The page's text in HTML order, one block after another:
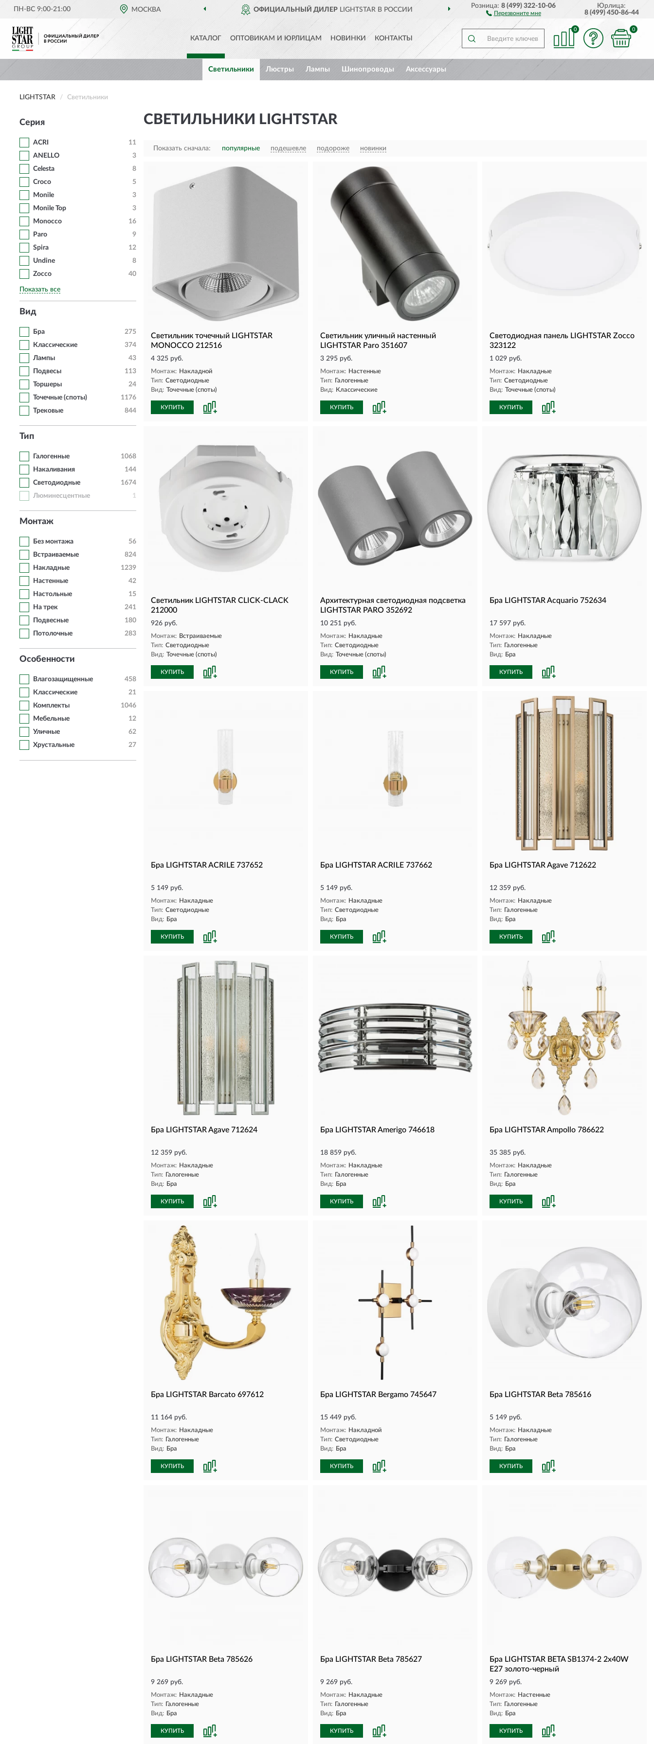
ПН-ВС 9:00-21:00 МОСКВАОФИЦИАЛЬНЫЙ ДИЛЕРLIGHTSTAR В РОССИИ ДОСТАВИМПО ВСЕЙ РОССИИ
Розница:8 (499) 322-10-06
Перезвоните мне
Юрлица:
8 (499) 450-86-44
КАТАЛОГ ОПТОВИКАМ И ЮРЛИЦАМ НОВИНКИ КОНТАКТЫ
0 0
Светильники Люстры Лампы Шинопроводы Аксессуары
LIGHTSTAR Светильники
Серия
ACRI
11
ANELLO
3
Celesta
8
Croco
5
Monile
3
Monile Top
3
Monocco
16
Paro
9
Spira
12
Undine
8
Zocco
40
Показать все
Вид
Бра
275
Классические
374
Лампы
43
Подвесы
113
Торшеры
24
Точечные (споты)
1176
Трековые
844
Тип
Галогенные
1068
Накаливания
144
Светодиодные
1674
Люминесцентные
1
Монтаж
Без монтажа
56
Встраиваемые
824
Накладные
1239
Настенные
42
Настольные
15
На трек
241
Подвесные
180
Потолочные
283
Особенности
Влагозащищенные
458
Классические
21
Комплекты
1046
Мебельные
12
Уличные
62
Хрустальные
27
СВЕТИЛЬНИКИ LIGHTSTAR
Показать сначала: популярные подешевле подороже новинки
Светильник точечный LIGHTSTAR
MONOCCO 212516
4 325 руб.
Монтаж: Накладной
Тип: Светодиодные
Вид: Точечные (споты)
КУПИТЬ
Светильник уличный настенный
LIGHTSTAR Paro 351607
3 295 руб.
Монтаж: Настенные
Тип: Галогенные
Вид: Классические
КУПИТЬ
Светодиодная панель LIGHTSTAR Zocco
323122
1 029 руб.
Монтаж: Накладные
Тип: Светодиодные
Вид: Точечные (споты)
КУПИТЬ
Cветильник LIGHTSTAR CLICK-CLACK
212000
926 руб.
Монтаж: Встраиваемые
Тип: Светодиодные
Вид: Точечные (споты)
КУПИТЬ
Архитектурная светодиодная подсветка
LIGHTSTAR PARO 352692
10 251 руб.
Монтаж: Накладные
Тип: Светодиодные
Вид: Точечные (споты)
КУПИТЬ
Бра LIGHTSTAR Acquario 752634
17 597 руб.
Монтаж: Накладные
Тип: Галогенные
Вид: Бра
КУПИТЬ
Бра LIGHTSTAR ACRILE 737652
5 149 руб.
Монтаж: Накладные
Тип: Светодиодные
Вид: Бра
КУПИТЬ
Бра LIGHTSTAR ACRILE 737662
5 149 руб.
Монтаж: Накладные
Тип: Светодиодные
Вид: Бра
КУПИТЬ
Бра LIGHTSTAR Agave 712622
12 359 руб.
Монтаж: Накладные
Тип: Галогенные
Вид: Бра
КУПИТЬ
Бра LIGHTSTAR Agave 712624
12 359 руб.
Монтаж: Накладные
Тип: Галогенные
Вид: Бра
КУПИТЬ
Бра LIGHTSTAR Amerigo 746618
18 859 руб.
Монтаж: Накладные
Тип: Галогенные
Вид: Бра
КУПИТЬ
Бра LIGHTSTAR Ampollo 786622
35 385 руб.
Монтаж: Накладные
Тип: Галогенные
Вид: Бра
КУПИТЬ
Бра LIGHTSTAR Barcato 697612
11 164 руб.
Монтаж: Накладные
Тип: Галогенные
Вид: Бра
КУПИТЬ
Бра LIGHTSTAR Bergamo 745647
15 449 руб.
Монтаж: Накладной
Тип: Светодиодные
Вид: Бра
КУПИТЬ
Бра LIGHTSTAR Beta 785616
5 149 руб.
Монтаж: Накладные
Тип: Галогенные
Вид: Бра
КУПИТЬ
Бра LIGHTSTAR Beta 785626
9 269 руб.
Монтаж: Накладные
Тип: Галогенные
Вид: Бра
КУПИТЬ
Бра LIGHTSTAR Beta 785627
9 269 руб.
Монтаж: Накладные
Тип: Галогенные
Вид: Бра
КУПИТЬ
Бра LIGHTSTAR BETA SB1374-2 2x40W
E27 золото-черный
9 269 руб.
Монтаж: Настенные
Тип: Галогенные
Вид: Бра
КУПИТЬ